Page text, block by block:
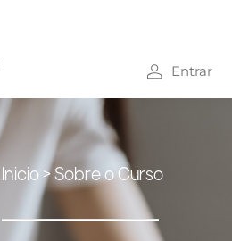
Entrar
Inicio> Sobre o Curso